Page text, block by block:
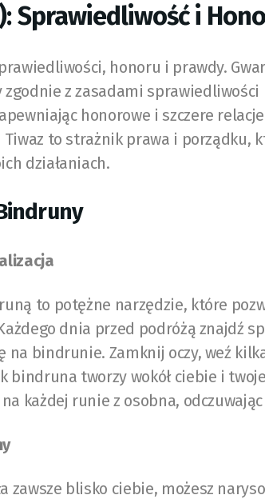
Sprawiedliwość i
honoru i prawdy.
zgodnie z zasadami
honorowe i szczere
Tiwaz to strażnik prawa i porządku,
działaniach.
to potężne narzędzie, które
dnia przed podróżą znajdź
na bindrunie. Zamknij oczy, weź
bindruna tworzy wokół ciebie i
każdej runie z osobna,
zawsze blisko ciebie, możesz